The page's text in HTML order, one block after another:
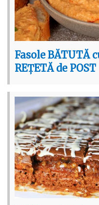
Fasole BĂTUTĂ
REȚETĂ de POST